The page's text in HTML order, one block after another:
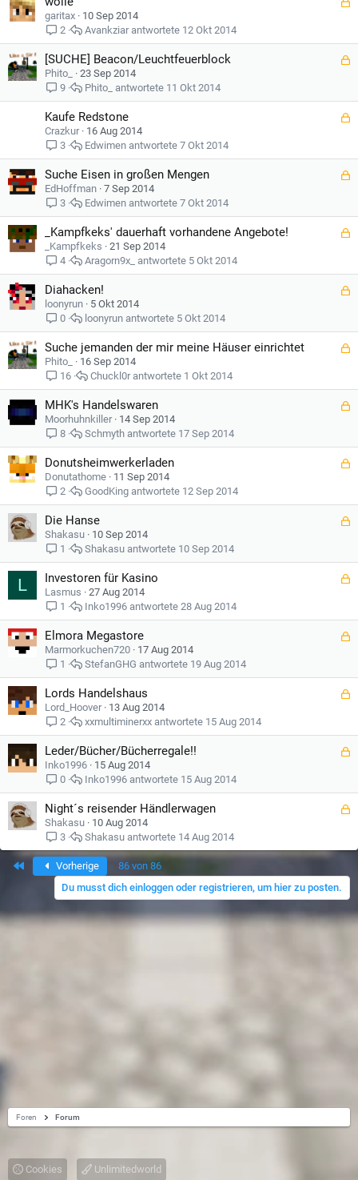
t
p
e
t
garitax
10 Sep 2014
2
12 Okt 2014
Avankziar
G
p
e
t
[SUCHE] Beacon/Leuchtfeuerblock
Phito_
23 Sep 2014
9
11 Okt 2014
Phito_
G
p
e
t
Kaufe Redstone
Crazkur
16 Aug 2014
3
7 Okt 2014
Edwimen
G
p
e
t
Suche Eisen in großen Mengen
EdHoffman 7 Sep 2014
3
7 Okt 2014
Edwimen
G
p
e
t
_Kampfkeks' dauerhaft vorhandene Angebote!
_Kampfkeks
21 Sep 2014
4
5 Okt 2014
Aragorn9x_
G
p
e
t
Diahacken!
loonyrun
5 Okt 2014
0
5 Okt 2014
loonyrun
G
p
e
t
Suche jemanden der mir meine Häuser einrichtet
Phito_
16 Sep 2014
16
1 Okt 2014
Chuckl0r
G
p
e
t
MHK's Handelswaren
Moorhuhnkiller
14 Sep 2014
8
17 Sep 2014
Schmyth
G
p
e
t
Donutsheimwerkerladen
Donutathome
11 Sep 2014
2
12 Sep 2014
GoodKing
G
p
e
t
Die Hanse
Shakasu
10 Sep 2014
1
10 Sep 2014
Shakasu
L
G
p
e
t
Investoren für Kasino
Lasmus
27 Aug 2014
1
28 Aug 2014
Inko1996
G
p
e
t
Elmora Megastore
Marmorkuchen720
17 Aug 2014
1
19 Aug 2014
StefanGHG
G
p
e
t
Lords Handelshaus
Lord_Hoover
13 Aug 2014
2
15 Aug 2014
xxmultiminerxx
G
p
e
t
Leder/Bücher/Bücherregale!!
Inko1996
15 Aug 2014
0
15 Aug 2014
Inko1996
G
p
r
Night´s reisender Händlerwagen
Shakasu
10 Aug 2014
3
14 Aug 2014
Shakasu
Erste Vorherige
86 von 86
Du musst dich einloggen oder registrieren, um hier zu posten.
Foren Forum
Cookies
Unlimitedworld